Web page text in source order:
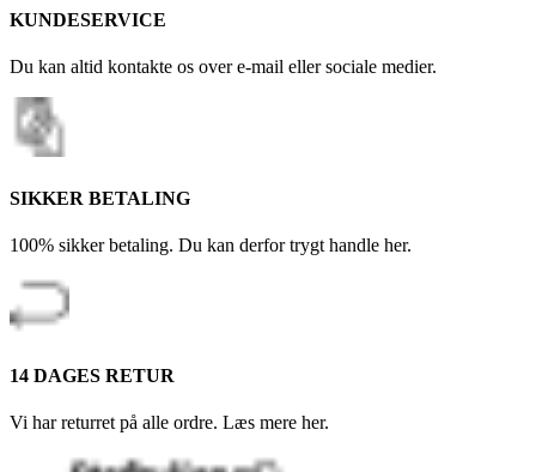
KUNDESERVICE
Du kan altid kontakte os over e-mail eller sociale medier.
SIKKER BETALING
100% sikker betaling. Du kan derfor trygt handle her.
14 DAGES RETUR
Vi har returret på alle ordre. Læs mere her.